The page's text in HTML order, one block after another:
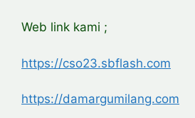
Web link kami ;
https://cso23.sbflash.com
https://damargumilang.com